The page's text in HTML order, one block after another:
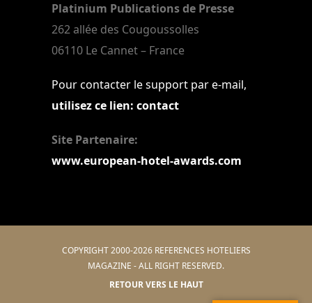
Platinium Publications de Presse
262 allée des Cougoussolles
06110 Le Cannet – France
Pour contacter le support par e-mail,
utilisez ce lien: contact
Site Partenaire:
www.european-hotel-awards.com
COPYRIGHT 2000-2026 REFERENCES HOTELIERS
MAGAZINE - ALL RIGHT RESERVED.
RETOUR VERS LE HAUT